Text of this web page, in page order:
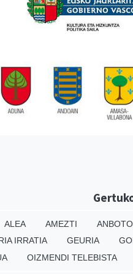
ALEA AMEZTI ANBOTO
IRRATIA GEURIA
OIZMENDI TELEBISTA